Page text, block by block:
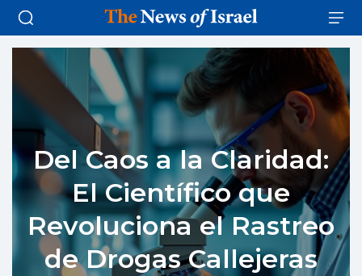
Del Caos a la Claridad:
El Científico que
Revoluciona el Rastreo
de Drogas Callejeras